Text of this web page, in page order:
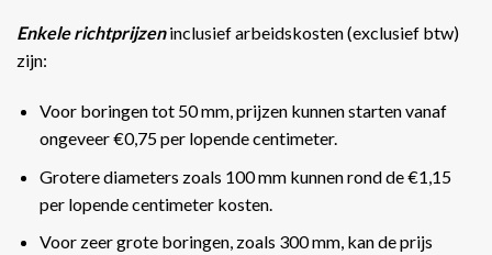
Enkele richtprijzeninclusief arbeidskosten (exclusief btw)
zijn:
Voor boringen tot 50 mm, prijzen kunnen starten vanaf
ongeveer €0,75 per lopende centimeter.
Grotere diameters zoals 100 mm kunnen rond de €1,15
per lopende centimeter kosten.
Voor zeer grote boringen, zoals 300 mm, kan de prijs